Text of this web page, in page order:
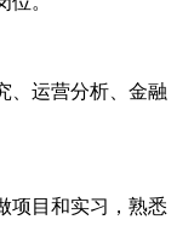
、运营分析、金融
项目和实习，熟悉